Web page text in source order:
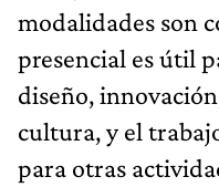
modalidades son
presencial es útil
diseño,
cultura, y el
para otras